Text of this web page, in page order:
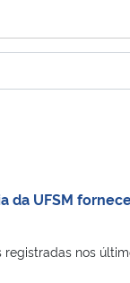
da UFSM
nos